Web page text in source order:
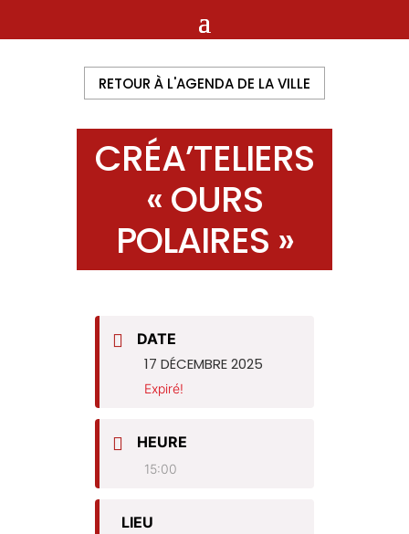
RETOUR À L'AGENDA DE LA VILLE
CRÉA’TELIERS
« OURS
POLAIRES »
DATE
17 DÉCEMBRE 2025
Expiré!
HEURE
15:00
LIEU